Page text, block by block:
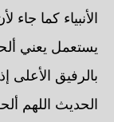
الأنبياء كما جاء
يستعمل يعني
بالرفيق الأعلى
الحديث اللهم